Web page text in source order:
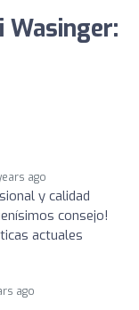
Wasinger:
ago
y calidad
consejo!
actuales
ago